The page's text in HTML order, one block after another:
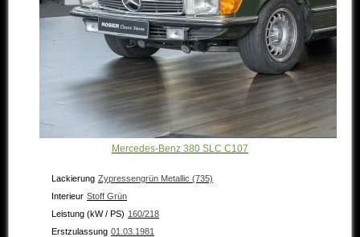
Mercedes-Benz 380 SLC C107
Lackierung Zypressengrün Metallic (735)
Interieur Stoff Grün
Leistung (kW / PS) 160/218
Erstzulassung 01.03.1981